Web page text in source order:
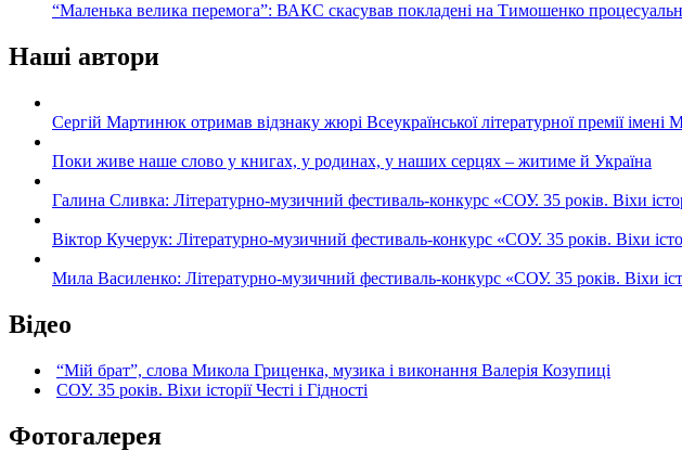
“Маленька велика перемога”: ВАКС скасував покладені на Тимошенко
Наші автори
Сергій Мартинюк отримав відзнаку жюрі Всеукраїнської літературної премії
Поки живе наше слово у книгах, у родинах, у наших серцях – житиме й Україна
Галина Сливка: Літературно-музичний фестиваль-конкурс «СОУ. 35 років. Віхи
Віктор Кучерук: Літературно-музичний фестиваль-конкурс «СОУ. 35 років. Віхи
Мила Василенко: Літературно-музичний фестиваль-конкурс «СОУ. 35 років. Віхи
Відео
“Мій брат”, слова Микола Гриценка, музика і виконання Валерія Козупиці
СОУ. 35 років. Віхи історії Честі і Гідності
Фотогалерея